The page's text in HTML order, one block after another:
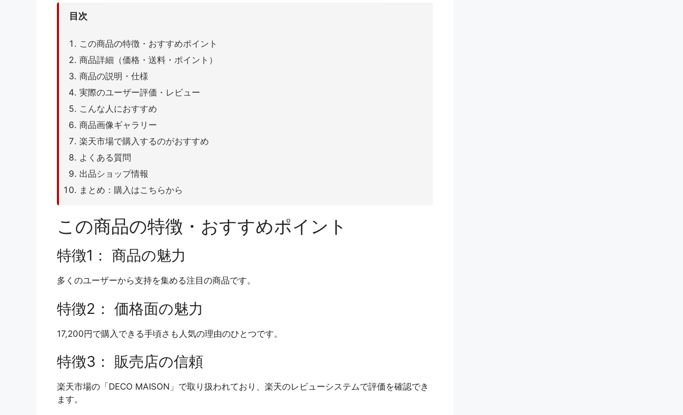
目次
この商品の特徴・おすすめポイント
商品詳細（価格・送料・ポイント）
商品の説明・仕様
実際のユーザー評価・レビュー
こんな人におすすめ
商品画像ギャラリー
楽天市場で購入するのがおすすめ
よくある質問
出品ショップ情報
まとめ：購入はこちらから
この商品の特徴・おすすめポイント
特徴1： 商品の魅力
多くのユーザーから支持を集める注目の商品です。
特徴2： 価格面の魅力
17,200円で購入できる手頃さも人気の理由のひとつです。
特徴3： 販売店の信頼
楽天市場の「DECO MAISON」で取り扱われており、楽天のレビューシステムで評価を確認でき
ます。